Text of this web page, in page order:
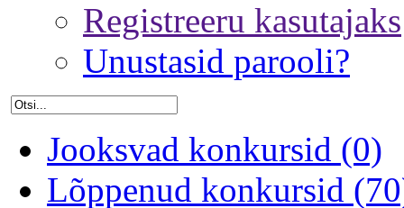
Registreeru kasutajaks
Unustasid parooli?
Jooksvad konkursid (0)
Lõppenud konkursid